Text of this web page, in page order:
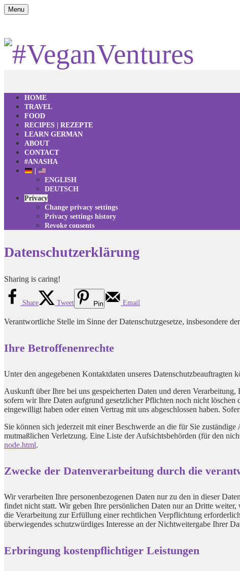
Menu
HOME
TRAVEL
FOOD
RECIPES | REZEPTE
LEARN GERMAN
ABOUT
CONTACT
#ANASHA
ENGLISH
DEUTSCH
Privacy
Change privacy settings
Privacy settings history
Revoke consents
Datenschutzerklärung
Sharing is caring!
Share Tweet Pin Email
Verantwortliche Stelle im Sinne der Datenschutzgesetze, insbesondere
Ihre Betroffenenrechte
Unter den angegebenen Kontaktdaten unseres Datenschutzbeauftragten
Auskunft über Ihre bei uns gespeicherten Daten und deren
sofern wir Ihre Daten aufgrund gesetzlicher Pflichten noch nicht
eingewilligt haben oder einen Vertrag mit uns abgeschlossen haben.
Sie können sich jederzeit mit einer Beschwerde an die für Sie
mutmaßlichen Verletzung. Eine Liste der Aufsichtsbehörden (für den
node.html.
Zwecke der Datenverarbeitung durch die
Wir verarbeiten Ihre personenbezogenen Daten nur zu den in dieser
findet nicht statt. Wir geben Ihre persönlichen Daten nur an Dritte
die Verarbeitung zur Erfüllung einer rechtlichen Verpflichtung
überwiegendes schutzwürdiges Interesse an der Nichtweitergabe Ihrer
Erbringung kostenpflichtiger Leistungen